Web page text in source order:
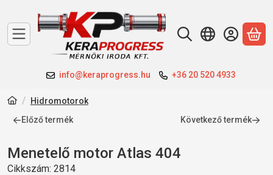
info@keraprogress.hu +36 20 520 4933
A
Hidromotorok
Előző termék
Következő termék
Menetelő motor Atlas 404
Cikkszám: 2814